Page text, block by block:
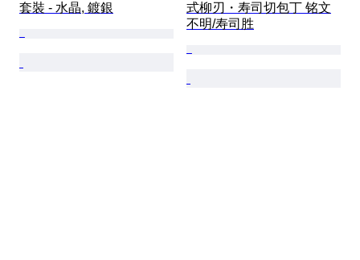
套裝 - 水晶, 鍍銀
式柳刃・寿司切包丁 铭文
不明/寿司胜